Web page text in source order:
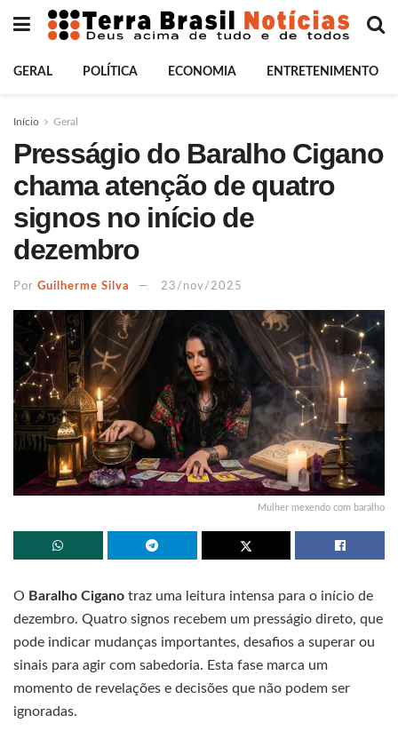
GERAL POLÍTICA ECONOMIA ENTRETENIMENTO
Início Geral
Presságio do Baralho Cigano
chama atenção de quatro
signos no início de
dezembro
Por Guilherme Silva 23/nov/2025
Mulher mexendo com baralho
O Baralho Cigano traz uma leitura intensa para o início de
dezembro. Quatro signos recebem um presságio direto, que
pode indicar mudanças importantes, desafios a superar ou
sinais para agir com sabedoria. Esta fase marca um
momento de revelações e decisões que não podem ser
ignoradas.